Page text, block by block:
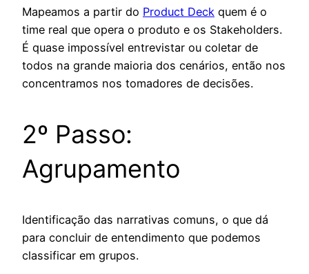
Mapeamos a partir do Product Deck quem é o
time real que opera o produto e os Stakeholders.
É quase impossível entrevistar ou coletar de
todos na grande maioria dos cenários, então nos
concentramos nos tomadores de decisões.
2º Passo:
Agrupamento
Identificação das narrativas comuns, o que dá
para concluir de entendimento que podemos
classificar em grupos.